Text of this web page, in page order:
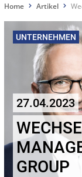
Home Artikel
UNTERNEHMEN
27.04.2023
GROUP